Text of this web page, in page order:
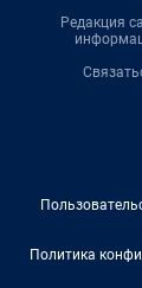
Редакция
Политика